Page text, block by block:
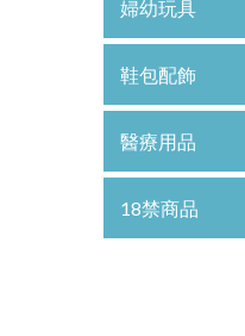
婦幼玩具
鞋包配飾
醫療用品
18禁商品